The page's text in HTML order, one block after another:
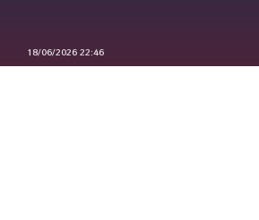
18/06/2026 22:46